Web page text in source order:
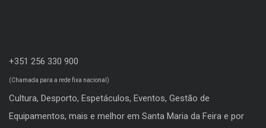
+351 256 330 900
(Chamada para a rede fixa nacional)
Cultura, Desporto, Espetáculos, Eventos, Gestão de
Equipamentos, mais e melhor em Santa Maria da Feira e por